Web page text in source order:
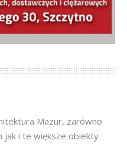
Mazur, zarówno
jak i te większe obiekty
tej zabudowy. Niestety